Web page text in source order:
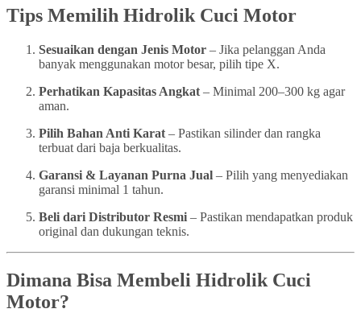
Tips Memilih Hidrolik Cuci Motor
Sesuaikan dengan Jenis Motor – Jika pelanggan Anda
banyak menggunakan motor besar, pilih tipe X.
Perhatikan Kapasitas Angkat – Minimal 200–300 kg agar
aman.
Pilih Bahan Anti Karat – Pastikan silinder dan rangka
terbuat dari baja berkualitas.
Garansi & Layanan Purna Jual – Pilih yang menyediakan
garansi minimal 1 tahun.
Beli dari Distributor Resmi – Pastikan mendapatkan produk
original dan dukungan teknis.
Dimana Bisa Membeli Hidrolik Cuci
Motor?